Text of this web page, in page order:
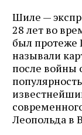
Шиле —
28 лет во
был протеже
называли
после войны
Леопольда в